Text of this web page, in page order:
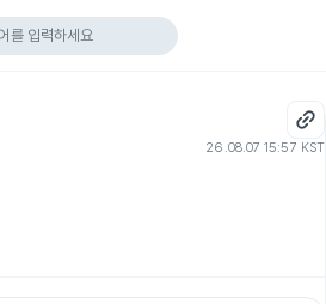
를 입력하세요
26.08.07 15:57 KST